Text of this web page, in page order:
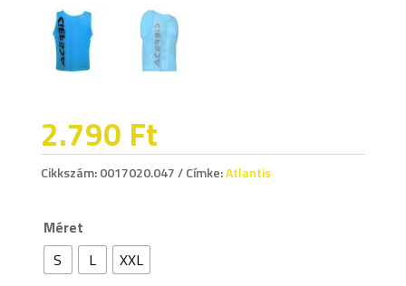
2.790 Ft
Cikkszám:0017020.047 Címke:Atlantis
Méret
S
L XXL